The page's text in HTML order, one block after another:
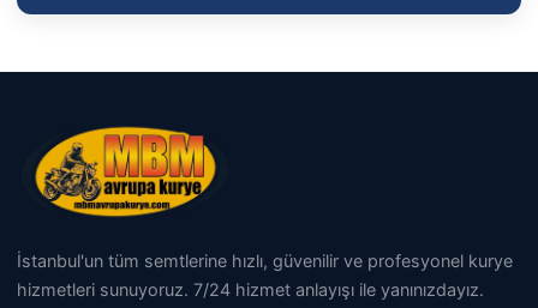
İstanbul'un tüm semtlerine hızlı, güvenilir ve profesyonel kurye
hizmetleri sunuyoruz. 7/24 hizmet anlayışı ile yanınızdayız.